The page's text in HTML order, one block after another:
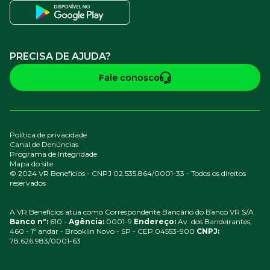
PRECISA DE AJUDA?
Fale conosco
© 2024 VR Benefícios - CNPJ 02.535.864/0001-33 - Todos os direitos
reservados
Política de privacidade
Canal de Denúncias
Programa de Integridade
Mapa do site
A VR Benefícios atua como Correspondente Bancário do Banco VR S/A
Banco nº: 610 - Agência: 0001-9 Endereço: Av. dos Bandeirantes,
460 - 1º andar - Brooklin Novo - SP - CEP 04553-900 CNPJ:
78.626.983/0001-63